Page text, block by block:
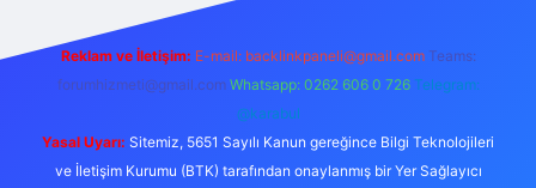
Reklam ve İletişim: E-mail: backlinkpaneli@gmail.com Teams:
forumhizmeti@gmail.com Whatsapp: 0262 606 0 726 Telegram:
@karabul
Yasal Uyarı: Sitemiz, 5651 Sayılı Kanun gereğince Bilgi Teknolojileri
ve İletişim Kurumu (BTK) tarafından onaylanmış bir Yer Sağlayıcı